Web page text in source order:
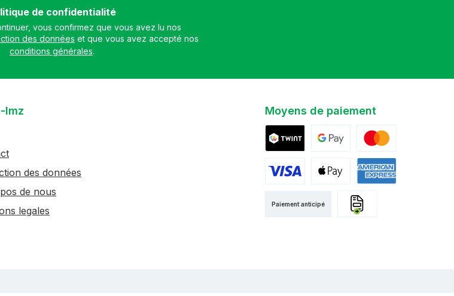
de confidentialité
des données
conditions générales.
lmz
des données
de nous
legales
Moyens de paiement
Google PayMastercard
Paiement anticipé